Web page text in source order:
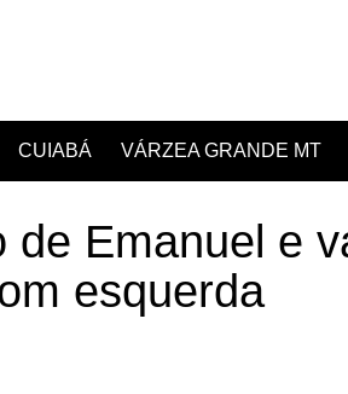
CUIABÁ VÁRZEA GRANDE MT
de Emanuel e
esquerda